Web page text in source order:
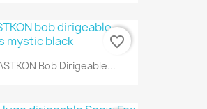
Bob Dirigeable...
favorite_border